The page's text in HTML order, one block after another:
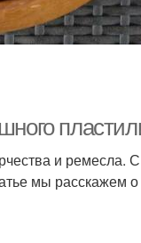
и ремесла.
мы расскажем о